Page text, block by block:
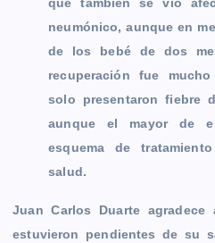
neumónico, aunque en
de los bebé de dos
recuperación fue
solo presentaron fiebre
aunque el mayor de
esquema de
salud.
Juan Carlos Duarte
estuvieron pendientes de su